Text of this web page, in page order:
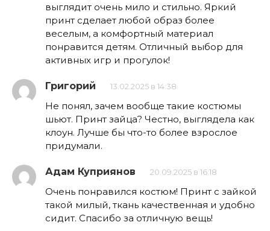
выглядит очень мило и стильно. Яркий
принт сделает любой образ более
веселым, а комфортный материал
понравится детям. Отличный выбор для
активных игр и прогулок!
Григорий 13.02.2025 в 14:38
Не понял, зачем вообще такие костюмы
шьют. Принт зайца? Честно, выглядела как
клоун. Лучше бы что-то более взрослое
придумали.
Адам Куприянов 20.09.2025 в 16:18
Очень понравился костюм! Принт с зайкой
такой милый, ткань качественная и удобно
сидит. Спасибо за отличную вещь!